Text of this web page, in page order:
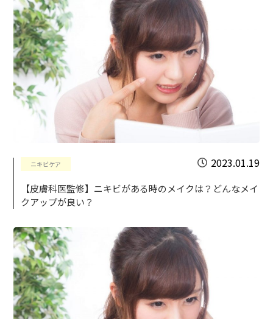
ニキビケア 2023.01.19
【皮膚科医監修】ニキビがある時のメイクは？どんなメイ
クアップが良い？